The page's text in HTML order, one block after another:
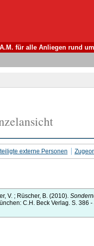
für alle Anliegen rund
externe Personen
V. ; Rüscher, B. (2010).
C.H. Beck Verlag. S. 386 -